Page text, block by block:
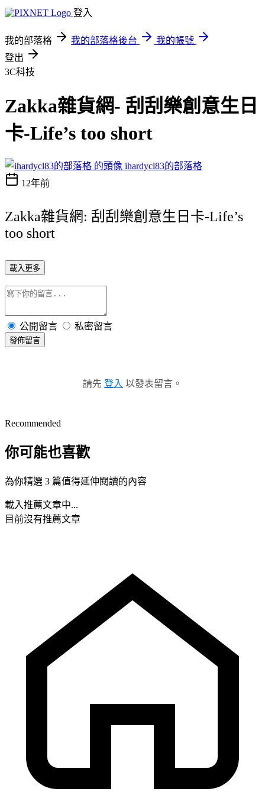
登入
我的部落格 我的部落格後台
我的帳號
登出
3C科技
Zakka雜貨網- 刮刮樂創意生日
卡-Life’s too short
ihardycl83的部落格
12年前
Zakka雜貨網: 刮刮樂創意生日卡-Life’s
too short
載入更多
公開留言 私密留言
發佈留言
請先 登入 以發表留言。
Recommended
你可能也喜歡
為你精選 3 篇值得延伸閱讀的內容
載入推薦文章中...
目前沒有推薦文章